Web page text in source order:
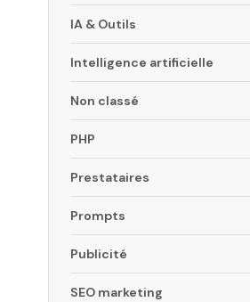
IA & Outils
Intelligence artificielle
Non classé
PHP
Prestataires
Prompts
Publicité
SEO marketing